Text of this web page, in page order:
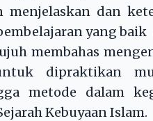
menjelaskan dan
yang
dipraktikan
metode dalam
Kebuyaan Islam.